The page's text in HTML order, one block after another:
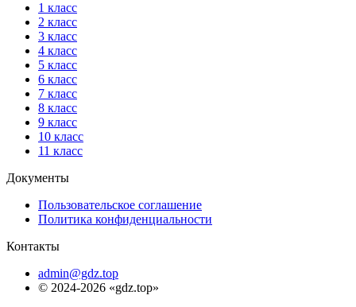
1 класс
2 класс
3 класс
4 класс
5 класс
6 класс
7 класс
8 класс
9 класс
10 класс
11 класс
Документы
Пользовательское соглашение
Политика конфиденциальности
Контакты
admin@gdz.top
© 2024-2026 «gdz.top»